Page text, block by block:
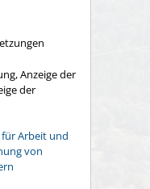
Anzeige der
der
Arbeit und
von